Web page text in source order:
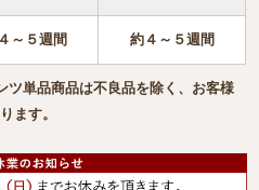
～５週間 約４～５週間
単品商品は不良品を除く、お客様
ます。